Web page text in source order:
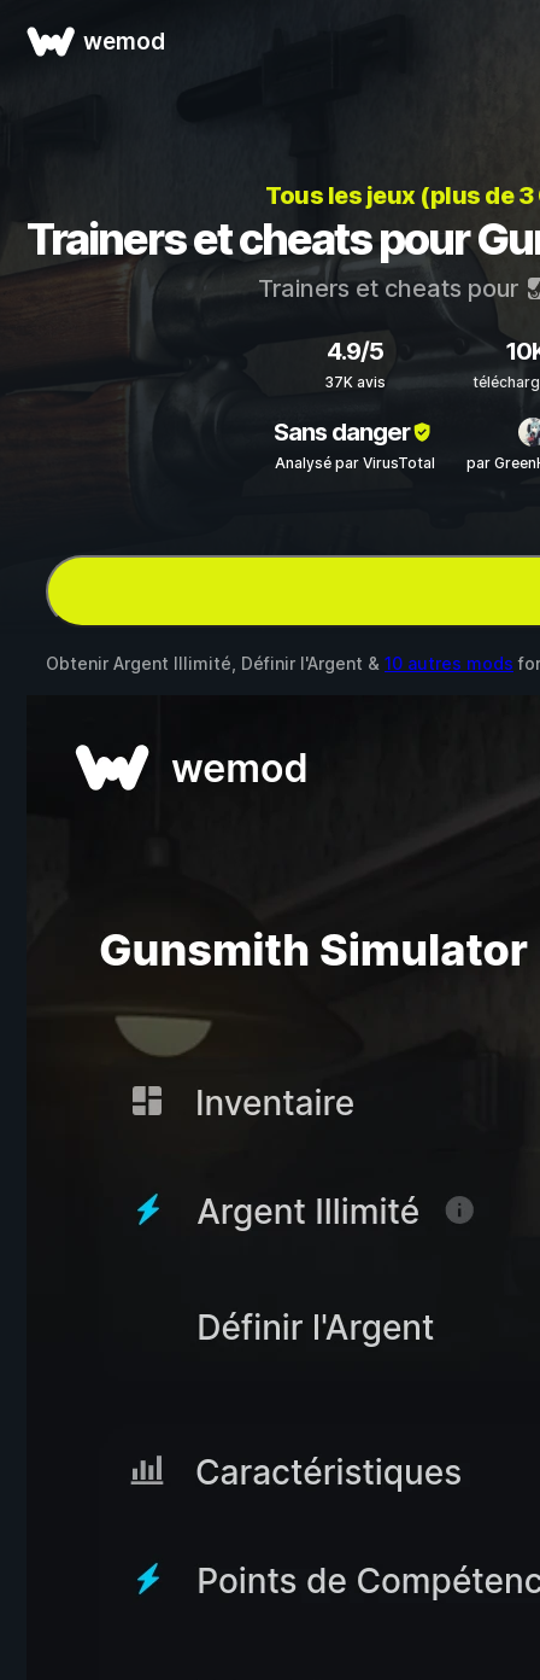
wemod
Tous les jeux (plus de
Trainers et cheats pour
Trainers et cheats pour
4.9/5
37K avis
Sans danger
Analysé par VirusTotal par
Obtenir Argent Illimité, Définir l'Argent & 10 autres mods